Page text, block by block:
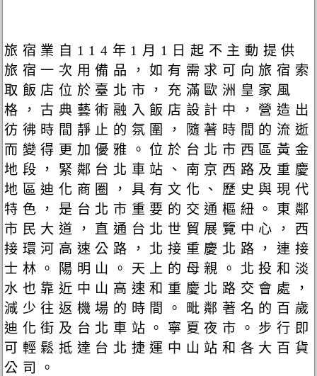
旅宿業自114年1月1日起不主動提供
旅宿一次用備品，如有需求可向旅宿索
取飯店位於臺北市，充滿歐洲皇家風
格，古典藝術融入飯店設計中，營造出
彷彿時間靜止的氛圍，隨著時間的流逝
而變得更加優雅。位於台北市西區黃金
地段，緊鄰台北車站、南京西路及重慶
地區迪化商圈，具有文化、歷史與現代
特色，是台北市重要的交通樞紐。東鄰
市民大道，直通台北世貿展覽中心，西
接環河高速公路，北接重慶北路，連接
士林。陽明山。天上的母親。北投和淡
水也靠近中山高速和重慶北路交會處，
減少往返機場的時間。毗鄰著名的百歲
迪化街及台北車站。寧夏夜市。步行即
可輕鬆抵達台北捷運中山站和各大百貨
公司。